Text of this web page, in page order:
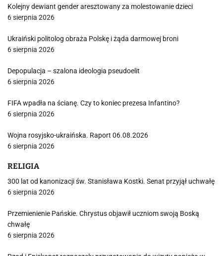
Kolejny dewiant gender aresztowany za molestowanie dzieci
6 sierpnia 2026
Ukraiński politolog obraża Polskę i żąda darmowej broni
6 sierpnia 2026
Depopulacja – szalona ideologia pseudoelit
6 sierpnia 2026
FIFA wpadła na ścianę. Czy to koniec prezesa Infantino?
6 sierpnia 2026
Wojna rosyjsko-ukraińska. Raport 06.08.2026
6 sierpnia 2026
RELIGIA
300 lat od kanonizacji św. Stanisława Kostki. Senat przyjął uchwałę
6 sierpnia 2026
Przemienienie Pańskie. Chrystus objawił uczniom swoją Boską
chwałę
6 sierpnia 2026